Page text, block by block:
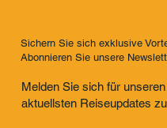
Sichern Sie sich exklusive
Abonnieren Sie unsere
Melden Sie sich für
aktuellsten Reiseupdates